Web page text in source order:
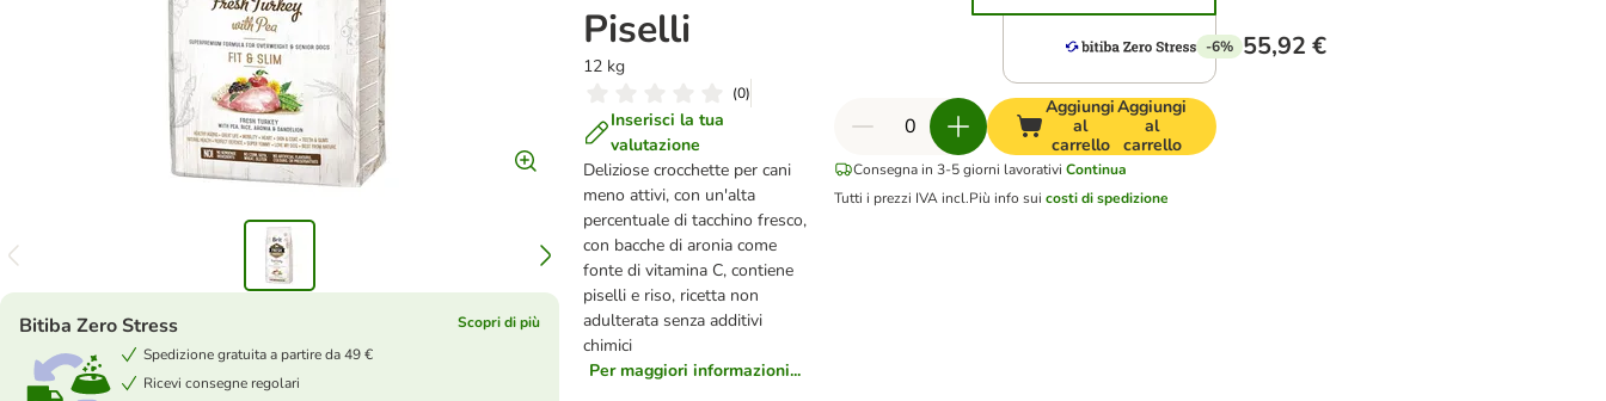
Piselli
12 kg
(0)
Inserisci la tua
valutazione
Deliziose crocchette per cani
meno attivi, con un'alta
percentuale di tacchino fresco,
con bacche di aronia come
fonte di vitamina C, contiene
piselli e riso, ricetta non
adulterata senza additivi
chimici
Per maggiori informazioni...
Bitiba Zero Stress
Scopri di più
Spedizione gratuita a partire da 49 €
Ricevi consegne regolari
-6% 55,92 €
Aggiungi
al
carrello
Aggiungi
al
carrello
Consegna in 3-5 giorni lavorativi Continua
Tutti i prezzi IVA incl.Più info suicosti di spedizione